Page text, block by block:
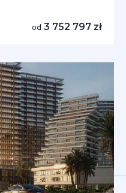
od 3 752 797 zł